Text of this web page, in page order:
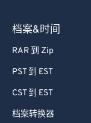
档案&时间
RAR 到 Zip
PST 到 EST
CST 到 EST
档案转换器